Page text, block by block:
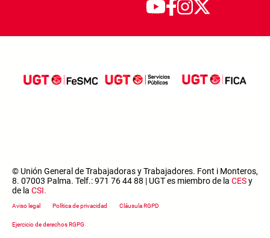
© Unión General de Trabajadoras y Trabajadores. Font i Monteros,
8. 07003 Palma. Telf.: 971 76 44 88 | UGT es miembro de la CESy
de la CSI.
Footer menu
Aviso legal Política de privacidad Cláusula RGPD
Ejercicio de derechos RGPG